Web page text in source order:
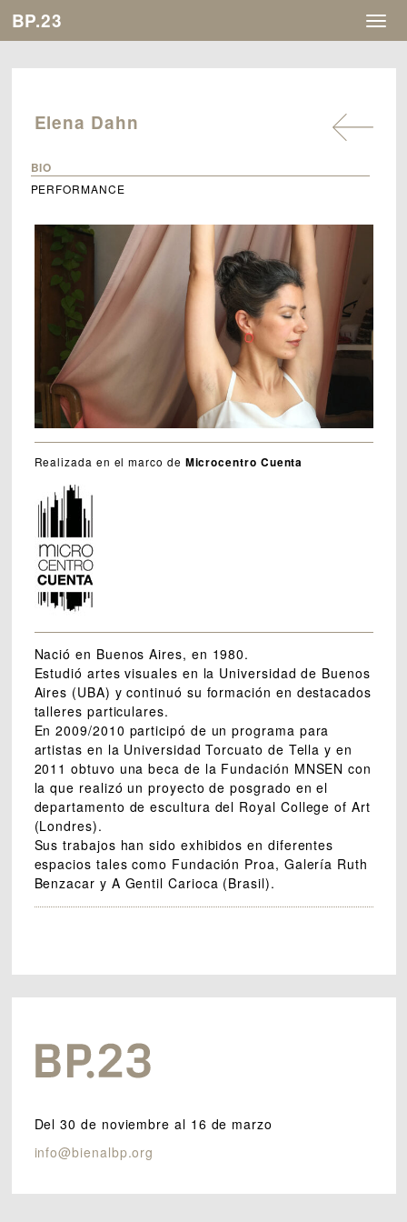
BP.23
Elena Dahn
BIO
PERFORMANCE
Realizada en el marco de Microcentro Cuenta
Nació en Buenos Aires, en 1980.
Estudió artes visuales en la Universidad de Buenos
Aires (UBA) y continuó su formación en destacados
talleres particulares.
En 2009/2010 participó de un programa para
artistas en la Universidad Torcuato de Tella y en
2011 obtuvo una beca de la Fundación MNSEN con
la que realizó un proyecto de posgrado en el
departamento de escultura del Royal College of Art
(Londres).
Sus trabajos han sido exhibidos en diferentes
espacios tales como Fundación Proa, Galería Ruth
Benzacar y A Gentil Carioca (Brasil).
Del 30 de noviembre al 16 de marzo
info@bienalbp.org